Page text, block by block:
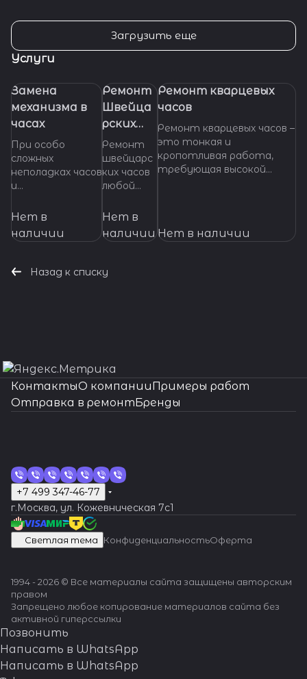
Загрузить еще
Услуги
Замена
механизма в
часах
При особо
сложных
неполадках часов
и
произвести
основных узлов и
требуется
ситуациях.
Нет в
наличии
Ремонт
Швейца
рских
часов
Ремонт
швейцарс
ких часов
любой
и.
ональное
ание и
ремонт
качества,
оригиналь
ные
запчасти,
часам -
Швейцарс
кая
точность
надежнос
Нет в
наличии
Ремонт кварцевых
часов
Ремонт кварцевых часов –
это тонкая и
кропотливая работа,
требующая высокой
нуждаются в ремонте,
Нет в наличии
Назад к списку
КонтактыО компанииПримеры работ
Отправка в ремонтБренды
+7 499 347-46-77
г.Москва, ул. Кожевническая 7c1
Светлая тема КонфиденциальностьОферта
1994 - 2026 © Все материалы сайта защищены авторским
правом
Запрещено любое копирование материалов сайта без
активной гиперссылки
Позвонить
Написать в WhatsApp
Написать в WhatsApp